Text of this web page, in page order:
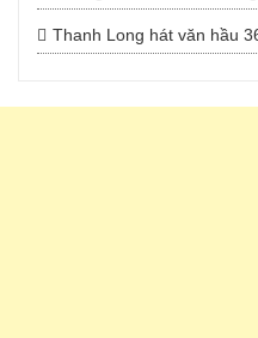
Thanh Long hát văn hầu